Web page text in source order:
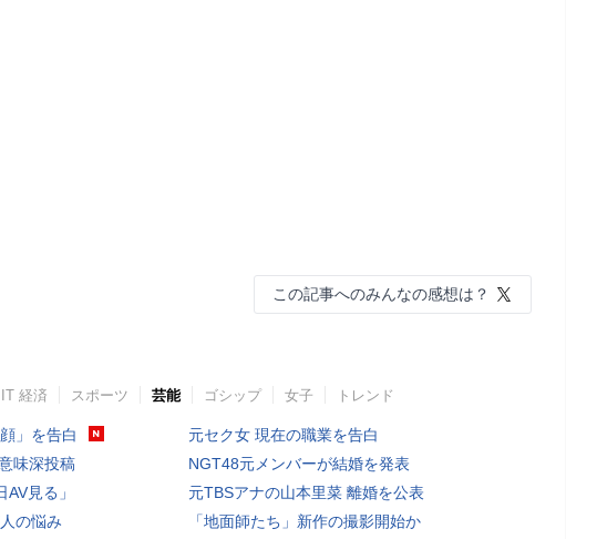
この記事へのみんなの感想は？
IT 経済 スポーツ 芸能 ゴシップ 女子 トレンド
」を告白
味深投稿
見る」
の悩み
元セク女 現在の職業を告白
NGT48元メンバーが結婚を発表
元TBSアナの山本里菜 離婚を公表
「地面師たち」新作の撮影開始か